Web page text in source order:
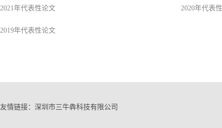
2021年代表性论文 2020年代表
2019年代表性论文
友情链接： 深圳市三牛犇科技有限公司